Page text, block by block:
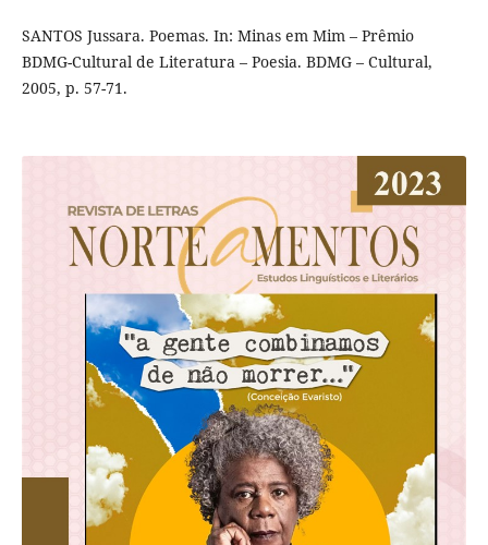
SANTOS Jussara. Poemas. In: Minas em Mim – Prêmio
BDMG-Cultural de Literatura – Poesia. BDMG – Cultural,
2005, p. 57-71.